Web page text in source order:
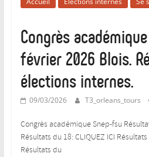
syndique
les
enseignant-
d’EPS
l’enseignement
public
Congrès académique
février 2026 Blois.
élections internes.
09/03/2026 T3_orleans_tours
Congrès académique Snep-fsu
Résultats du 18: CLIQUEZ ICI
Résultats du